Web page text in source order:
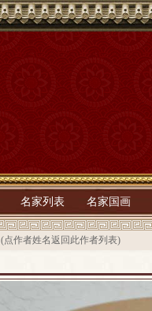
名家列表 名家国画
(点作者姓名返回此作者列表)